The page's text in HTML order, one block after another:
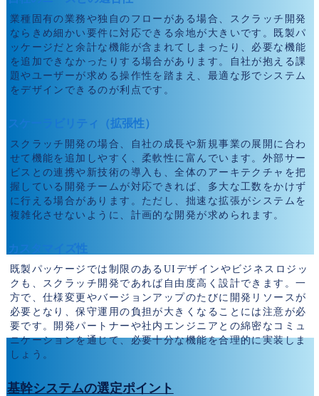
業種固有の業務や独自のフローがある場合、スクラッチ開発
ならきめ細かい要件に対応できる余地が大きいです。既製パ
ッケージだと余計な機能が含まれてしまったり、必要な機能
を追加できなかったりする場合があります。自社が抱える課
題やユーザーが求める操作性を踏まえ、最適な形でシステム
をデザインできるのが利点です。
スケーラビリティ（拡張性）
スクラッチ開発の場合、自社の成長や新規事業の展開に合わ
せて機能を追加しやすく、柔軟性に富んでいます。外部サー
ビスとの連携や新技術の導入も、全体のアーキテクチャを把
握している開発チームが対応できれば、多大な工数をかけず
に行える場合があります。ただし、拙速な拡張がシステムを
複雑化させないように、計画的な開発が求められます。
カスタマイズ性
既製パッケージでは制限のあるUIデザインやビジネスロジッ
クも、スクラッチ開発であれば自由度高く設計できます。一
方で、仕様変更やバージョンアップのたびに開発リソースが
必要となり、保守運用の負担が大きくなることには注意が必
要です。開発パートナーや社内エンジニアとの綿密なコミュ
ニケーションを通じて、必要十分な機能を合理的に実装しま
しょう。
基幹システムの選定ポイント